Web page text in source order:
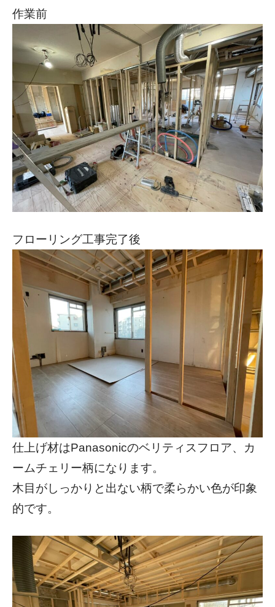
作業前
フローリング工事完了後
仕上げ材はPanasonicのベリティスフロア、カ
ームチェリー柄になります。
木目がしっかりと出ない柄で柔らかい色が印象
的です。